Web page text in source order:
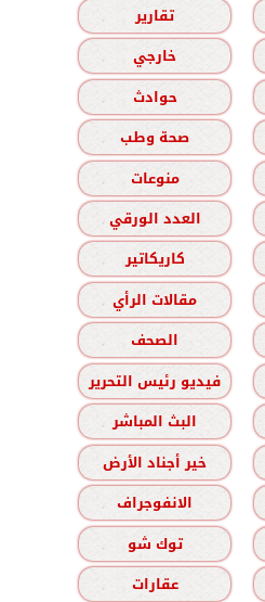
تقارير
خارجي
حوادث
صحة وطب
منوعات
العدد الورقي
كاريكاتير
مقالات الرأي
الصحف
فيديو رئيس التحرير
البث المباشر
خير أجناد الأرض
الانفوجراف
توك شو
عقارات